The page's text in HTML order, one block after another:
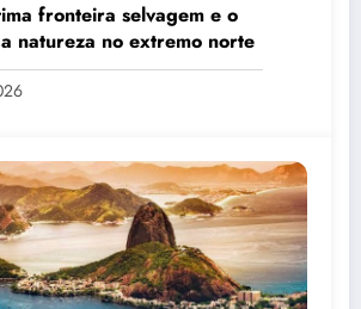
fronteira selvagem e o
natureza no extremo norte